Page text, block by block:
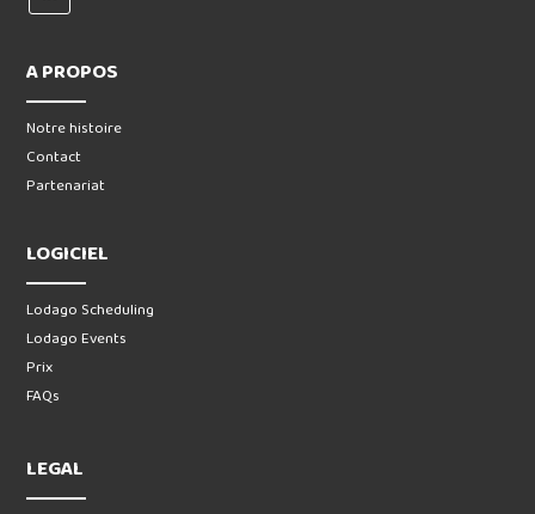
A PROPOS
Notre histoire
Contact
Partenariat
LOGICIEL
Lodago Scheduling
Lodago Events
Prix
FAQs
LEGAL